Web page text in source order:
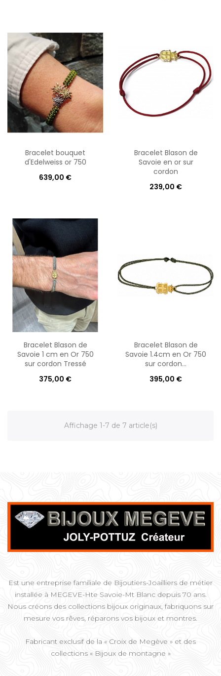
Bracelet bouquet
d'Edelweiss or 750
639,00 €
Bracelet Blason de
Savoie en or sur
cordon
239,00 €
Bracelet Blason de
Savoie 1 cm en Or 750
sur cordon Tressé
375,00 €
Bracelet Blason de
Savoie 1.4cm en Or 750
sur cordon...
395,00 €
Affichage 1-7 de 7 article(s)
Est une entreprise familiale de Bijoutiers-Joailliers de métier
installée à MEGEVE-Hte Savoie-Mt Blanc depuis 70 ans.
Nous créons des collections bijoux originaux, fabriquons sur
mesure vos rêves, réparons vos bijoux et montres.
Fabricant exclusif de la « Croix de Megève » et des
collections « Bijoux de montagne »